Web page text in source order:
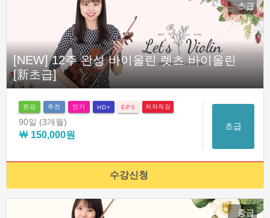
초급
[NEW] 12주 완성 바이올린 렛츠 바이올린
[新초급]
완강 추천 인기 HD+ EPS 저자직강
90일 (3개월)
￦ 150,000원
초급
수강신청
중급